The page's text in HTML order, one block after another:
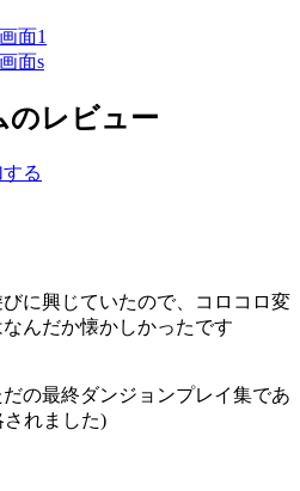
のレビュー
る
に興じていたので、コロコロ変
んだか懐かしかったです
の最終ダンジョンプレイ集であ
されました)